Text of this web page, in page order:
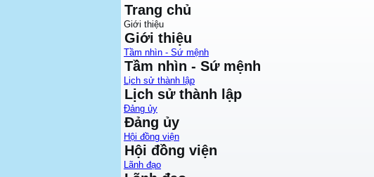
Trang chủ
Giới thiệu
Giới thiệu
Tầm nhìn - Sứ mệnh
Tầm nhìn - Sứ mệnh
Lịch sử thành lập
Lịch sử thành lập
Đảng ủy
Đảng ủy
Hội đồng viện
Hội đồng viện
Lãnh đạo